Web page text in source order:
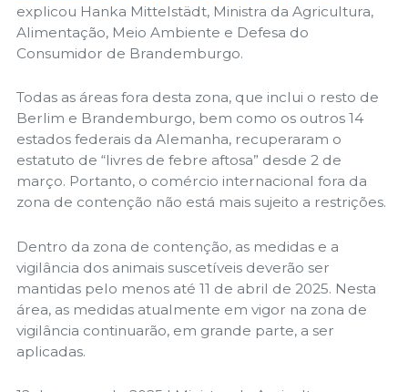
explicou Hanka Mittelstädt, Ministra da Agricultura,
Alimentação, Meio Ambiente e Defesa do
Consumidor de Brandemburgo.
Todas as áreas fora desta zona, que inclui o resto de
Berlim e Brandemburgo, bem como os outros 14
estados federais da Alemanha, recuperaram o
estatuto de “livres de febre aftosa” desde 2 de
março. Portanto, o comércio internacional fora da
zona de contenção não está mais sujeito a restrições.
Dentro da zona de contenção, as medidas e a
vigilância dos animais suscetíveis deverão ser
mantidas pelo menos até 11 de abril de 2025. Nesta
área, as medidas atualmente em vigor na zona de
vigilância continuarão, em grande parte, a ser
aplicadas.